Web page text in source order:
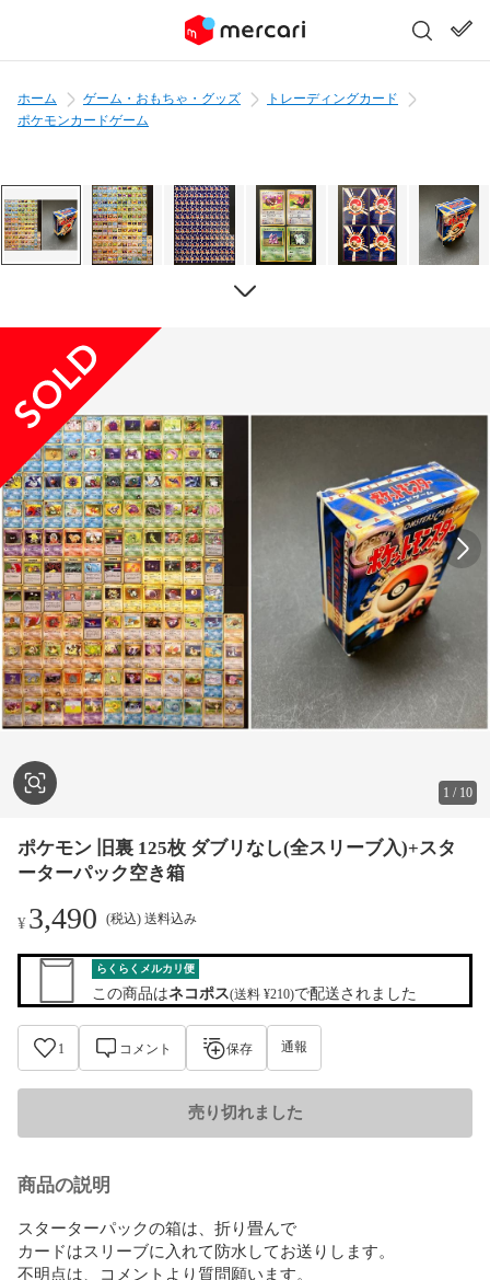
ホーム ゲーム・おもちゃ・グッズ
トレーディングカード
ポケモンカードゲーム
1 / 10
ポケモン 旧裏 125枚 ダブリなし(全スリーブ入)+スタ
ーターパック空き箱
¥3,490 (税込) 送料込み
らくらくメルカリ便
この商品はネコポス(送料 ¥210)で配送されました
1 コメント 保存 通報
売り切れました
商品の説明
スターターパックの箱は、折り畳んで
カードはスリーブに入れて防水してお送りします。
不明点は、コメントより質問願います。